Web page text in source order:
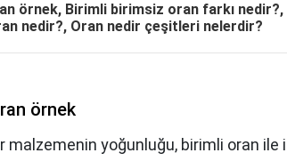
örnek, Birimli birimsiz oran farkı
nedir?, Oran nedir çeşitleri nelerdir?
örnek
malzemenin yoğunluğu, birimli oran ile